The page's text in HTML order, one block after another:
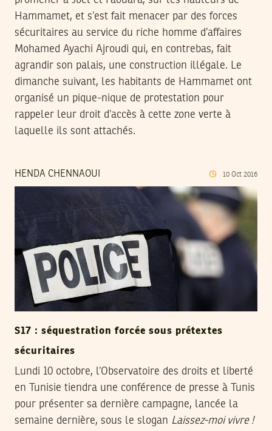
Hammamet, et s’est fait menacer par des forces
sécuritaires au service du riche homme d’affaires
Mohamed Ayachi Ajroudi qui, en contrebas, fait
agrandir son palais, une construction illégale. Le
dimanche suivant, les habitants de Hammamet ont
organisé un pique-nique de protestation pour
rappeler leur droit d’accès à cette zone verte à
laquelle ils sont attachés.
HENDA CHENNAOUI 10 Oct 2016
S17 : séquestration forcée sous prétextes
sécuritaires
Lundi 10 octobre, l’Observatoire des droits et liberté
en Tunisie tiendra une conférence de presse à Tunis
pour présenter sa dernière campagne, lancée la
semaine dernière, sous le slogan Laissez-moi vivre !